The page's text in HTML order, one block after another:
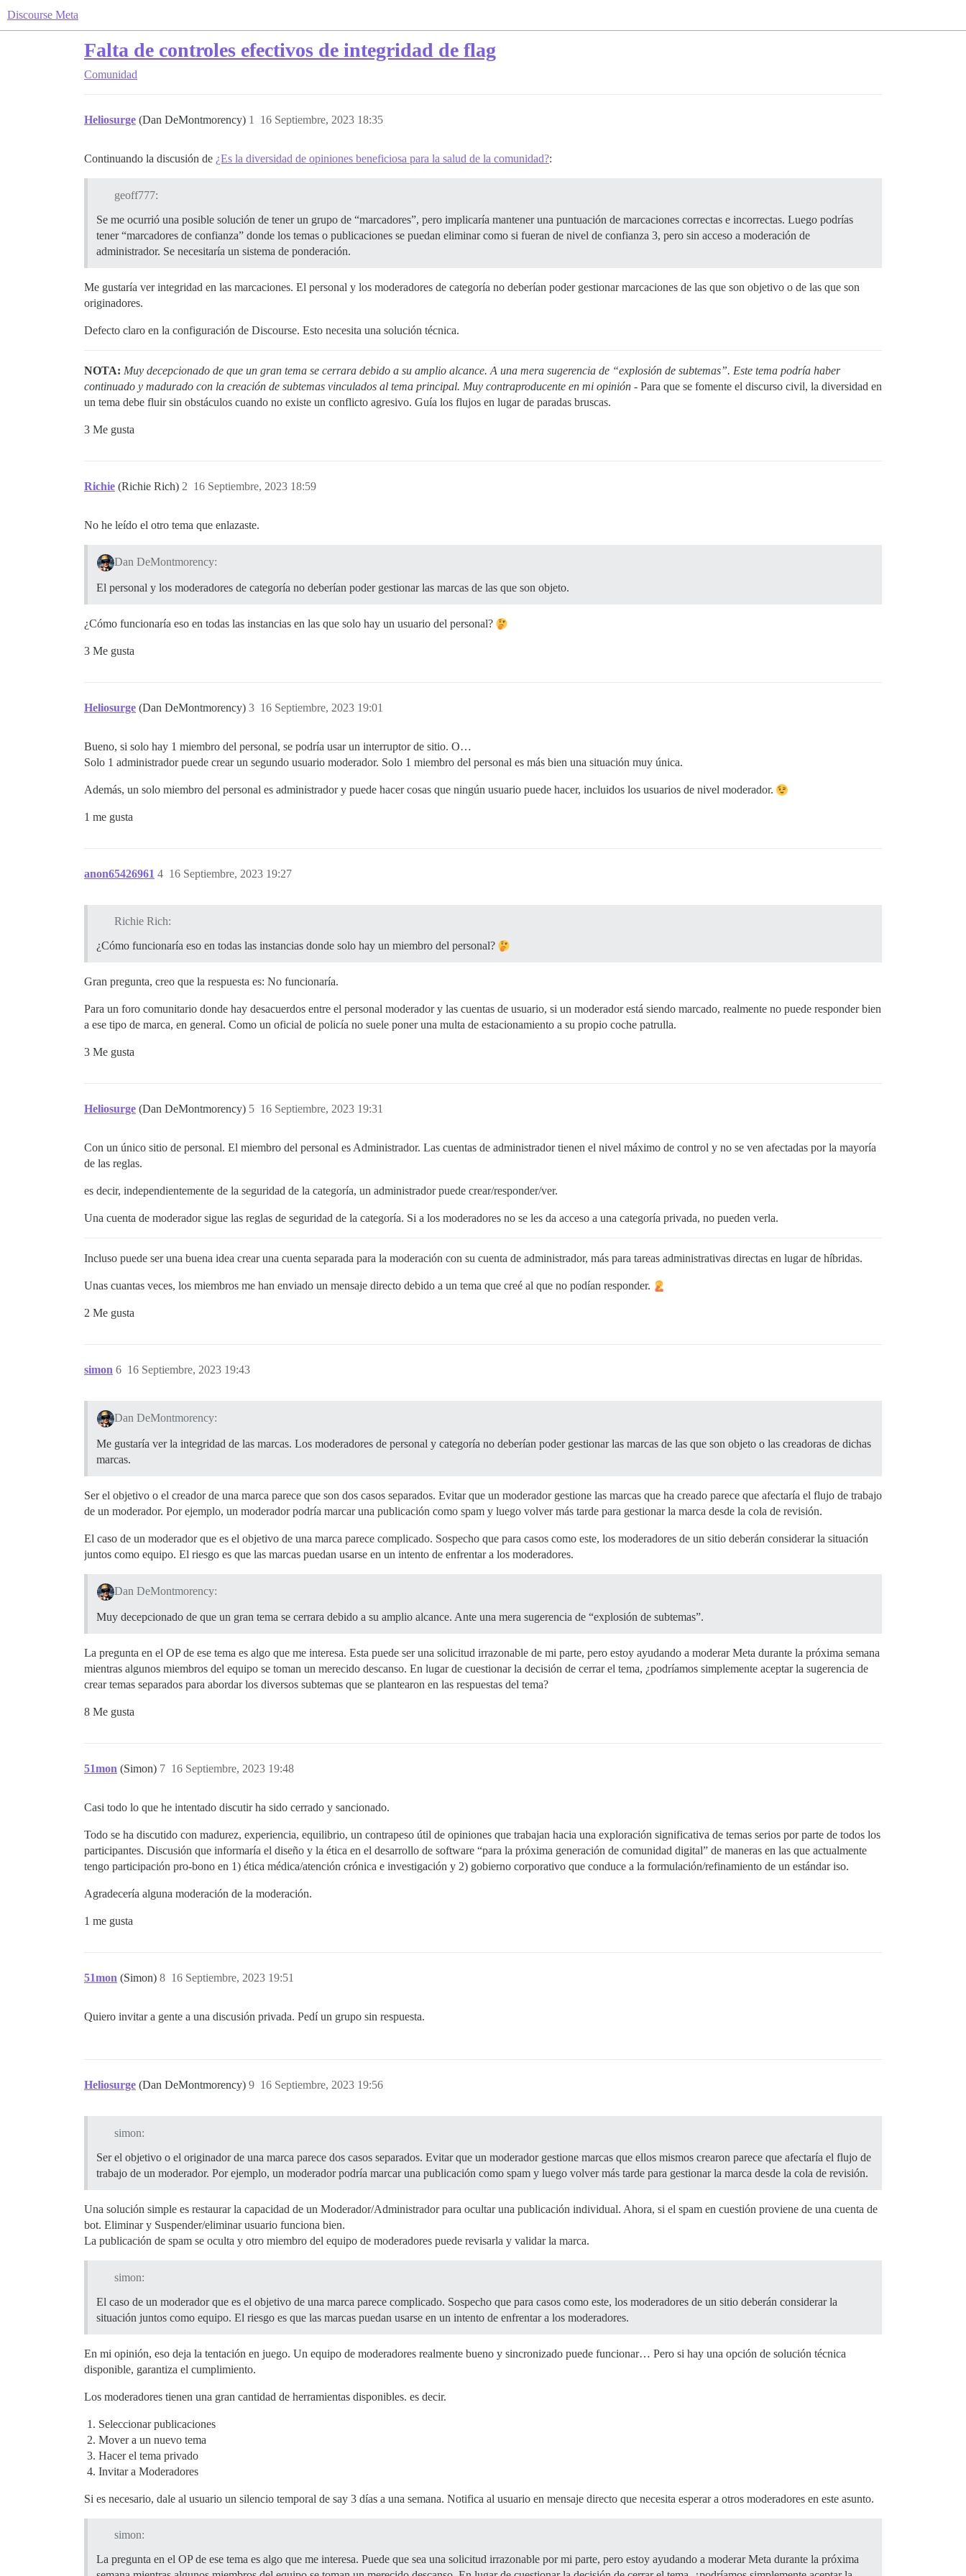
Discourse Meta
Falta de controles efectivos de integridad de flag
Comunidad
Heliosurge (Dan DeMontmorency) 16 Septiembre, 2023 18:35
1
Continuando la discusión de ¿Es la diversidad de opiniones beneficiosa para la salud de la comunidad?:
geoff777:
Se me ocurrió una posible solución de tener un grupo de “marcadores”, pero implicaría mantener una puntuación de marcaciones correctas e incorrectas. Luego podrías
tener “marcadores de confianza” donde los temas o publicaciones se puedan eliminar como si fueran de nivel de confianza 3, pero sin acceso a moderación de
administrador. Se necesitaría un sistema de ponderación.
Me gustaría ver integridad en las marcaciones. El personal y los moderadores de categoría no deberían poder gestionar marcaciones de las que son objetivo o de las que son
originadores.
Defecto claro en la configuración de Discourse. Esto necesita una solución técnica.
NOTA: Muy decepcionado de que un gran tema se cerrara debido a su amplio alcance. A una mera sugerencia de “explosión de subtemas”. Este tema podría haber
continuado y madurado con la creación de subtemas vinculados al tema principal. Muy contraproducente en mi opinión - Para que se fomente el discurso civil, la diversidad en
un tema debe fluir sin obstáculos cuando no existe un conflicto agresivo. Guía los flujos en lugar de paradas bruscas.
3 Me gusta
Richie (Richie Rich) 16 Septiembre, 2023 18:59
2
No he leído el otro tema que enlazaste.
Dan DeMontmorency:
El personal y los moderadores de categoría no deberían poder gestionar las marcas de las que son objeto.
¿Cómo funcionaría eso en todas las instancias en las que solo hay un usuario del personal?
3 Me gusta
Heliosurge (Dan DeMontmorency) 16 Septiembre, 2023 19:01
3
Bueno, si solo hay 1 miembro del personal, se podría usar un interruptor de sitio. O…
Solo 1 administrador puede crear un segundo usuario moderador. Solo 1 miembro del personal es más bien una situación muy única.
Además, un solo miembro del personal es administrador y puede hacer cosas que ningún usuario puede hacer, incluidos los usuarios de nivel moderador.
1 me gusta
anon65426961 16 Septiembre, 2023 19:27
4
Richie Rich:
¿Cómo funcionaría eso en todas las instancias donde solo hay un miembro del personal?
Gran pregunta, creo que la respuesta es: No funcionaría.
Para un foro comunitario donde hay desacuerdos entre el personal moderador y las cuentas de usuario, si un moderador está siendo marcado, realmente no puede responder bien
a ese tipo de marca, en general. Como un oficial de policía no suele poner una multa de estacionamiento a su propio coche patrulla.
3 Me gusta
Heliosurge (Dan DeMontmorency) 16 Septiembre, 2023 19:31
5
Con un único sitio de personal. El miembro del personal es Administrador. Las cuentas de administrador tienen el nivel máximo de control y no se ven afectadas por la mayoría
de las reglas.
es decir, independientemente de la seguridad de la categoría, un administrador puede crear/responder/ver.
Una cuenta de moderador sigue las reglas de seguridad de la categoría. Si a los moderadores no se les da acceso a una categoría privada, no pueden verla.
Incluso puede ser una buena idea crear una cuenta separada para la moderación con su cuenta de administrador, más para tareas administrativas directas en lugar de híbridas.
Unas cuantas veces, los miembros me han enviado un mensaje directo debido a un tema que creé al que no podían responder.
2 Me gusta
simon 16 Septiembre, 2023 19:43
6
Dan DeMontmorency:
Me gustaría ver la integridad de las marcas. Los moderadores de personal y categoría no deberían poder gestionar las marcas de las que son objeto o las creadoras de dichas
marcas.
Ser el objetivo o el creador de una marca parece que son dos casos separados. Evitar que un moderador gestione las marcas que ha creado parece que afectaría el flujo de trabajo
de un moderador. Por ejemplo, un moderador podría marcar una publicación como spam y luego volver más tarde para gestionar la marca desde la cola de revisión.
El caso de un moderador que es el objetivo de una marca parece complicado. Sospecho que para casos como este, los moderadores de un sitio deberán considerar la situación
juntos como equipo. El riesgo es que las marcas puedan usarse en un intento de enfrentar a los moderadores.
Dan DeMontmorency:
Muy decepcionado de que un gran tema se cerrara debido a su amplio alcance. Ante una mera sugerencia de “explosión de subtemas”.
La pregunta en el OP de ese tema es algo que me interesa. Esta puede ser una solicitud irrazonable de mi parte, pero estoy ayudando a moderar Meta durante la próxima semana
mientras algunos miembros del equipo se toman un merecido descanso. En lugar de cuestionar la decisión de cerrar el tema, ¿podríamos simplemente aceptar la sugerencia de
crear temas separados para abordar los diversos subtemas que se plantearon en las respuestas del tema?
8 Me gusta
51mon (Simon) 16 Septiembre, 2023 19:48
7
Casi todo lo que he intentado discutir ha sido cerrado y sancionado.
Todo se ha discutido con madurez, experiencia, equilibrio, un contrapeso útil de opiniones que trabajan hacia una exploración significativa de temas serios por parte de todos los
participantes. Discusión que informaría el diseño y la ética en el desarrollo de software “para la próxima generación de comunidad digital” de maneras en las que actualmente
tengo participación pro-bono en 1) ética médica/atención crónica e investigación y 2) gobierno corporativo que conduce a la formulación/refinamiento de un estándar iso.
Agradecería alguna moderación de la moderación.
1 me gusta
51mon (Simon) 16 Septiembre, 2023 19:51
8
Quiero invitar a gente a una discusión privada. Pedí un grupo sin respuesta.
Heliosurge (Dan DeMontmorency) 16 Septiembre, 2023 19:56
9
simon:
Ser el objetivo o el originador de una marca parece dos casos separados. Evitar que un moderador gestione marcas que ellos mismos crearon parece que afectaría el flujo de
trabajo de un moderador. Por ejemplo, un moderador podría marcar una publicación como spam y luego volver más tarde para gestionar la marca desde la cola de revisión.
Una solución simple es restaurar la capacidad de un Moderador/Administrador para ocultar una publicación individual. Ahora, si el spam en cuestión proviene de una cuenta de
bot. Eliminar y Suspender/eliminar usuario funciona bien.
La publicación de spam se oculta y otro miembro del equipo de moderadores puede revisarla y validar la marca.
simon:
El caso de un moderador que es el objetivo de una marca parece complicado. Sospecho que para casos como este, los moderadores de un sitio deberán considerar la
situación juntos como equipo. El riesgo es que las marcas puedan usarse en un intento de enfrentar a los moderadores.
En mi opinión, eso deja la tentación en juego. Un equipo de moderadores realmente bueno y sincronizado puede funcionar… Pero si hay una opción de solución técnica
disponible, garantiza el cumplimiento.
Los moderadores tienen una gran cantidad de herramientas disponibles. es decir.
Seleccionar publicaciones
Mover a un nuevo tema
Hacer el tema privado
Invitar a Moderadores
Si es necesario, dale al usuario un silencio temporal de say 3 días a una semana. Notifica al usuario en mensaje directo que necesita esperar a otros moderadores en este asunto.
simon:
La pregunta en el OP de ese tema es algo que me interesa. Puede que sea una solicitud irrazonable por mi parte, pero estoy ayudando a moderar Meta durante la próxima